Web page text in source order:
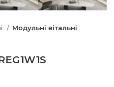
Модульні вітальні